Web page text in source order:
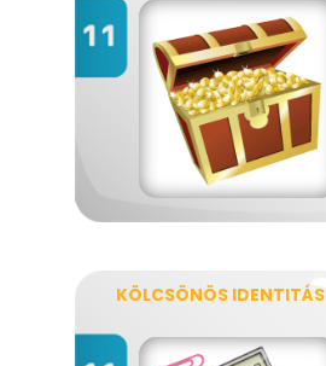
KÖLCSÖNÖS IDENTITÁS